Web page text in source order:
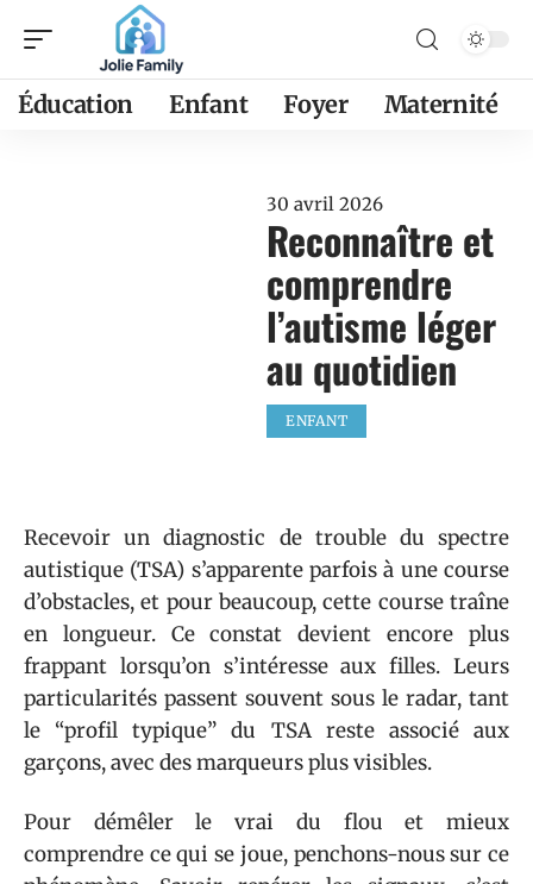
Éducation Enfant Foyer Maternité
30 avril 2026
Reconnaître et
comprendre
l’autisme léger
au quotidien
ENFANT
Recevoir un diagnostic de trouble du spectre
autistique (TSA) s’apparente parfois à une course
d’obstacles, et pour beaucoup, cette course traîne
en longueur. Ce constat devient encore plus
frappant lorsqu’on s’intéresse aux filles. Leurs
particularités passent souvent sous le radar, tant
le “profil typique” du TSA reste associé aux
garçons, avec des marqueurs plus visibles.
Pour démêler le vrai du flou et mieux
comprendre ce qui se joue, penchons-nous sur ce